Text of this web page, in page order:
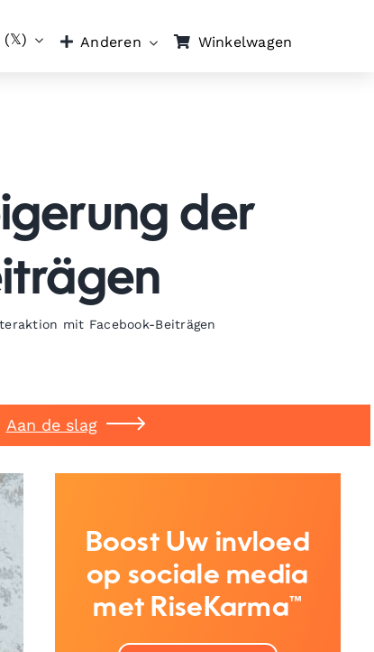
(𝕏) Anderen Winkelwagen
der
mit Facebook-Beiträgen
Aan de slag
Boost Uw invloed
op sociale media
met RiseKarma™